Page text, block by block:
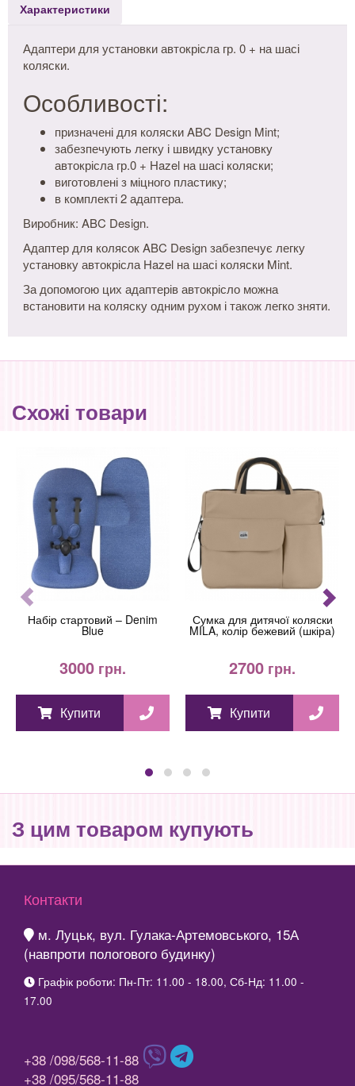
Характеристики
Адаптери для установки автокрісла гр. 0 + на шасі
коляски.
Особливості:
призначені для коляски ABC Design Mint;
забезпечують легку і швидку установку
автокрісла гр.0 + Hazel на шасі коляски;
виготовлені з міцного пластику;
в комплекті 2 адаптера.
Виробник: ABC Design.
Адаптер для колясок ABC Design забезпечує легку
установку автокрісла Hazel на шасі коляски Mint.
За допомогою цих адаптерів автокрісло можна
встановити на коляску одним рухом і також легко зняти.
Схожі товари
Набір стартовий – Denim
Blue
3000 грн.
Купити
Сумка для дитячої коляски
MILA, колір бежевий (шкіра)
2700 грн.
Купити
З цим товаром купують
Контакти
м. Луцьк, вул. Гулака-Артемовського, 15А
(навпроти пологового будинку)
Графік роботи: Пн-Пт: 11.00 - 18.00, Сб-Нд: 11.00 -
17.00
+38 /098/568-11-88
+38 /095/568-11-88